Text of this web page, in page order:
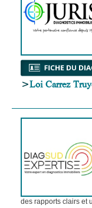
>Loi Carrez
des rapports clairs et